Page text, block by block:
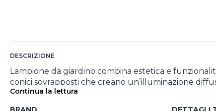
DESCRIZIONE
Lampione da giardino combina estetica e
conici sovrapposti che creano un’illuminazione
ingressi o terrazze, offre compatibilità con
polvere e acqua, assicurando affidabilità anche in
Continua la lettura